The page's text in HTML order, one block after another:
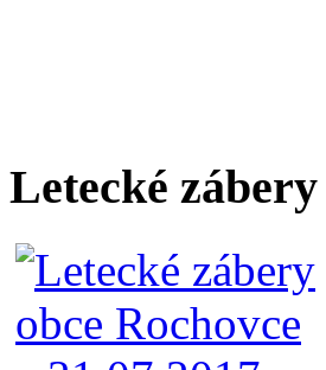
Letecké zábery